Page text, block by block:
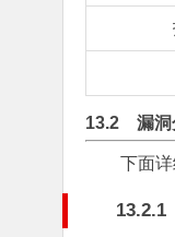
13.2 漏洞
下面